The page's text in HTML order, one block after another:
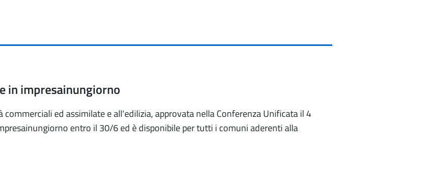
in impresainungiorno
ed assimilate e all'edilizia, approvata nella Conferenza Unificata il 4
entro il 30/6 ed è disponibile per tutti i comuni aderenti alla